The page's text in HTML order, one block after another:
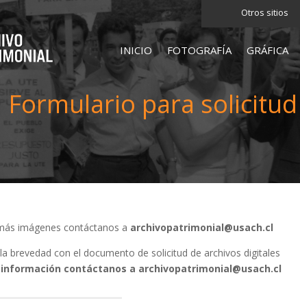
Otros sitios
INICIO FOTOGRAFÍA GRÁFICA
Formulario para
imágenes contáctanos a archivopatrimonial@usach.cl
brevedad con el documento de solicitud de archivos digitales
contáctanos a archivopatrimonial@usach.cl